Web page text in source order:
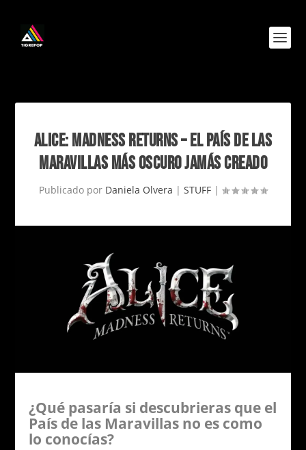
ALICE: MADNESS RETURNS – EL PAÍS DE LAS
MARAVILLAS MÁS OSCURO JAMÁS CREADO
Publicado por Daniela Olvera | STUFF |
¿Qué pasaría si descubrieras que el
País de las Maravillas no es como
lo conocías?